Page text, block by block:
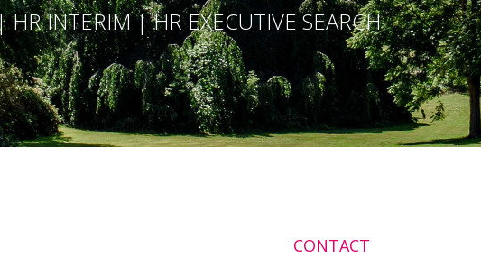
HR INTERIM | HR EXECUTIVE SEARCH
CONTACT